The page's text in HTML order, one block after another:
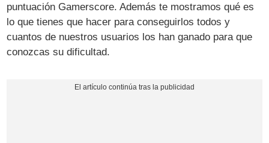
puntuación Gamerscore. Además te mostramos qué es
lo que tienes que hacer para conseguirlos todos y
cuantos de nuestros usuarios los han ganado para que
conozcas su dificultad.